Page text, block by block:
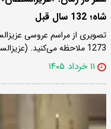
شاه؛ 132 سال قبل
تصویری از مراسم عروسی
1273 ملاحظه می‌کنید. (عزیزالسلطان نفر سوم از…
۱۱ خرداد ۱۴۰۵